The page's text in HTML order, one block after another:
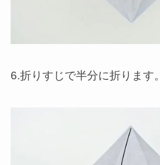
6.折りすじで半分に折ります。